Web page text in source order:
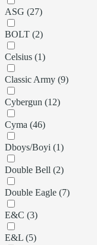
ASG (27)
BOLT (2)
Celsius (1)
Classic Army (9)
Cybergun (12)
Cyma (46)
Dboys/Boyi (1)
Double Bell (2)
Double Eagle (7)
E&C (3)
E&L (5)